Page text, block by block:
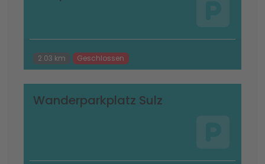
2.03 km Geschlossen
Wanderparkplatz Sulz